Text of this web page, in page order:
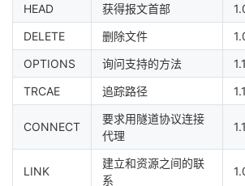
HEAD
获得报文首部
DELETE
删除文件
OPTIONS
询问支持的方法
1.1
TRCAE
追踪路径 1.1
CONNECT
要求用隧道协议连接
代理
1.1
LINK
建立和资源之间的联
系